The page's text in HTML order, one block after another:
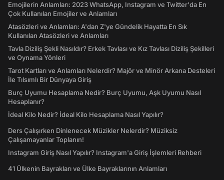
Emojilerin Anlamları: 2023 WhatsApp, Instagram ve Twitter'da En
Çok Kullanılan Emojiler ve Anlamları
Atasözleri ve Anlamları: A'dan Z'ye Gündelik Hayatta En Sık
Kullanılan Atasözleri ve Anlamları
Tavla Diziliş Şekli Nasıldır? Erkek Tavlası ve Kız Tavlası Diziliş Şekilleri
ve Oynama Yönleri
Tarot Kartları ve Anlamları Nelerdir? Majör ve Minör Arkana Desteleri
İle Tılsımlı Bir Dünyaya Giriş
Burç Uyumu Hesaplama Nedir? Burç Uyumu, Aşk Uyumu Nasıl
Hesaplanır?
İdeal Kilo Nedir? İdeal Kilo Hesaplama Nasıl Yapılır?
Ders Çalışırken Dinlenecek Müzikler Nelerdir? Müziksiz
Çalışamayanlar Toplanın!
Instagram Giriş Nasıl Yapılır? Instagram'a Giriş İşlemleri Rehberi
41 Ülkenin Bayrakları ve Ülke Bayraklarının Anlamları